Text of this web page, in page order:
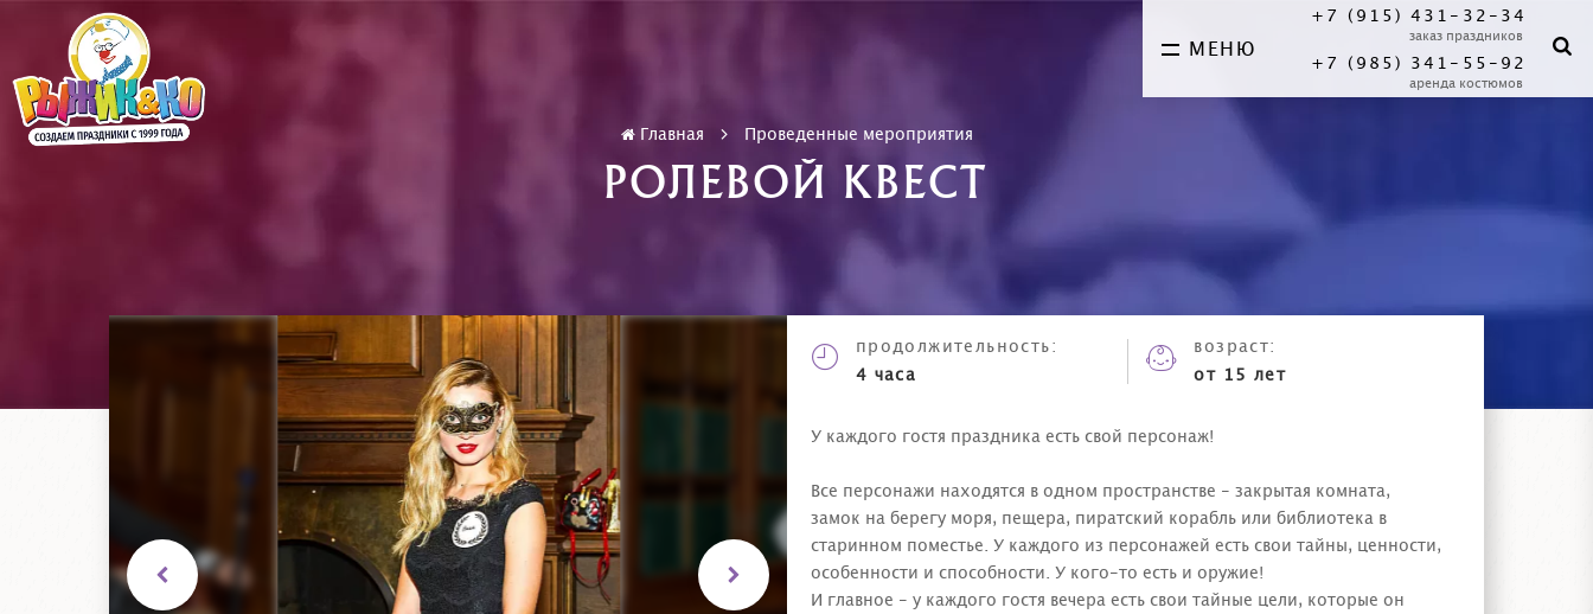
МЕНЮ
+7 (915) 431-32-34
заказ праздников
+7 (985) 341-55-92
аренда костюмов
Главная Проведенные мероприятия
РОЛЕВОЙ КВЕСТ
продолжительность:
4 часа
возраст:
от 15 лет
У каждого гостя праздника есть свой персонаж!
Все персонажи находятся в одном пространстве - закрытая комната,
замок на берегу моря, пещера, пиратский корабль или библиотека в
старинном поместье. У каждого из персонажей есть свои тайны, ценности,
особенности и способности. У кого-то есть и оружие!
И главное - у каждого гостя вечера есть свои тайные цели, которые он